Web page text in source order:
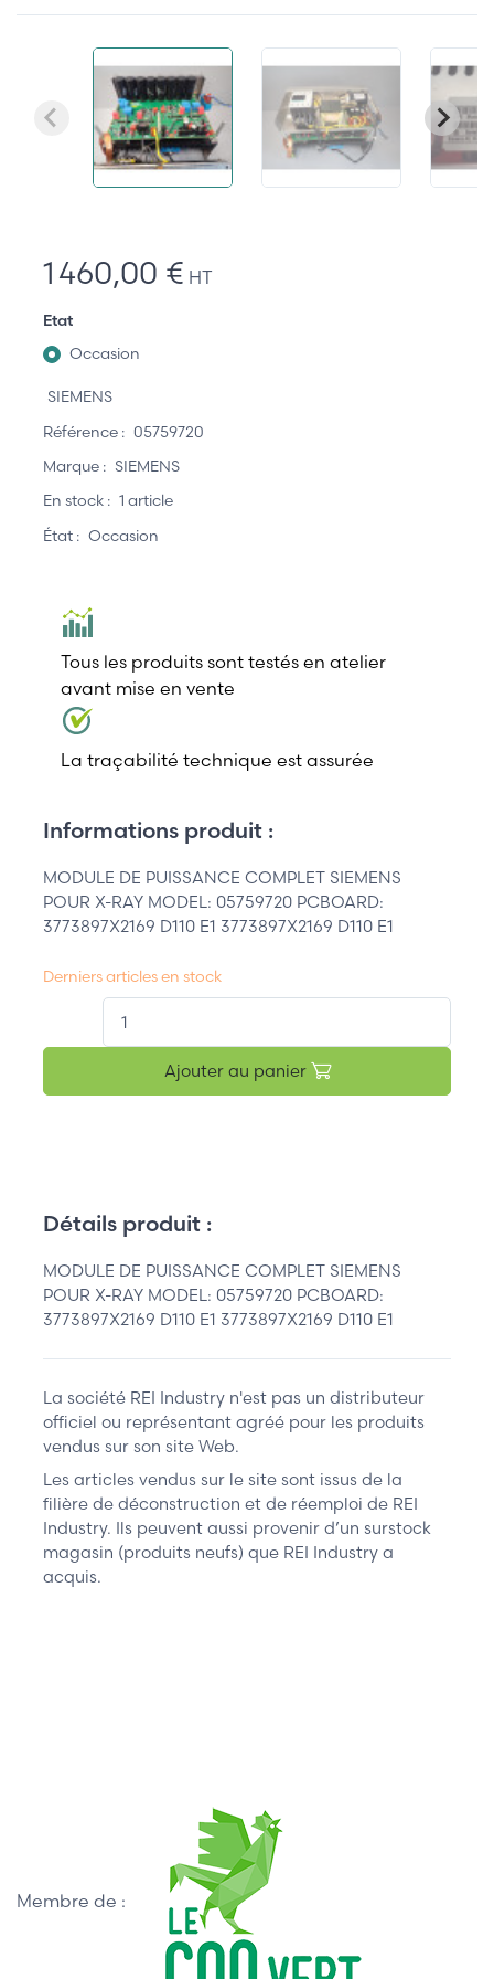
1 460,00 € HT
Etat
Occasion
SIEMENS
Référence : 05759720
Marque : SIEMENS
En stock : 1 article
État : Occasion
Tous les produits sont testés en atelier
avant mise en vente
La traçabilité technique est assurée
Informations produit :
MODULE DE PUISSANCE COMPLET SIEMENS
POUR X-RAY MODEL: 05759720 PCBOARD:
3773897X2169 D110 E1 3773897X2169 D110 E1
Derniers articles en stock
Ajouter au panier
Détails produit :
MODULE DE PUISSANCE COMPLET SIEMENS
POUR X-RAY MODEL: 05759720 PCBOARD:
3773897X2169 D110 E1 3773897X2169 D110 E1
La société REI Industry n'est pas un distributeur
officiel ou représentant agréé pour les produits
vendus sur son site Web.
Les articles vendus sur le site sont issus de la
filière de déconstruction et de réemploi de REI
Industry. Ils peuvent aussi provenir d’un surstock
magasin (produits neufs) que REI Industry a
acquis.
Membre de :